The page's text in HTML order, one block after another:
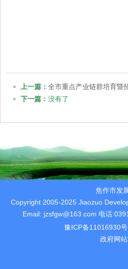
上一篇： 全市重点产业链群培育暨
下一篇： 没有了
焦作市发
Copyright 2005-2025 Jiaozuo
Email: jzsfgw@163.com 电话
豫ICP备11016930号
政府网